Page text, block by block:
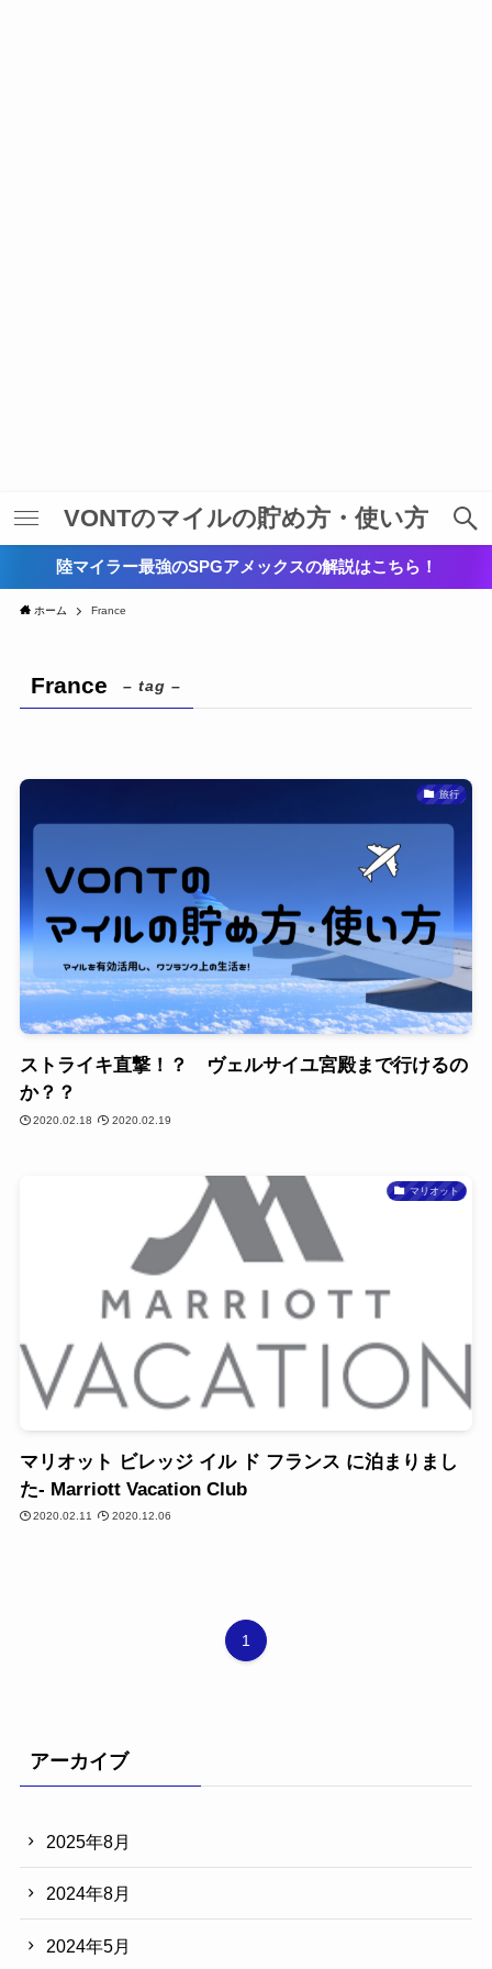
VONTのマイルの貯め方・使い方
陸マイラー最強のSPGアメックスの解説はこちら！
ホーム France
France – tag –
旅行
ストライキ直撃！？ ヴェルサイユ宮殿まで行けるの
か？？
2020.02.18 2020.02.19
マリオット
マリオット ビレッジ イル ド フランス に泊まりまし
た- Marriott Vacation Club
2020.02.11 2020.12.06
1
アーカイブ
2025年8月
2024年8月
2024年5月